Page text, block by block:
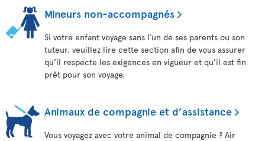
Mineurs non-accompagnés
Si votre enfant voyage sans l’un de ses parents ou son
tuteur, veuillez lire cette section afin de vous assurer
qu’il respecte les exigences en vigueur et qu’il est fin
prêt pour son voyage.
Animaux de compagnie et d’assistance
Vous voyagez avec votre animal de compagnie ? Air